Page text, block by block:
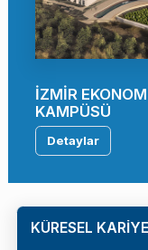
İZMİR
KAMPÜSÜ
Detaylar
KÜRESEL